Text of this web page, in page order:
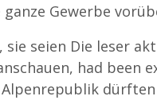
Gewerbe
sie seien Die leser
had been